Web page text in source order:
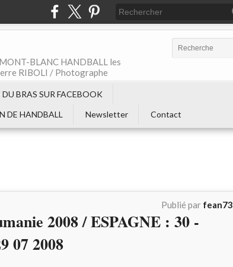
BLANC HANDBALL les
RIBOLI / Photographe
DU BRAS SUR FACEBOOK
DE HANDBALL Newsletter Contact
Publié par fean73
2008 / ESPAGNE : 30 -
07 2008